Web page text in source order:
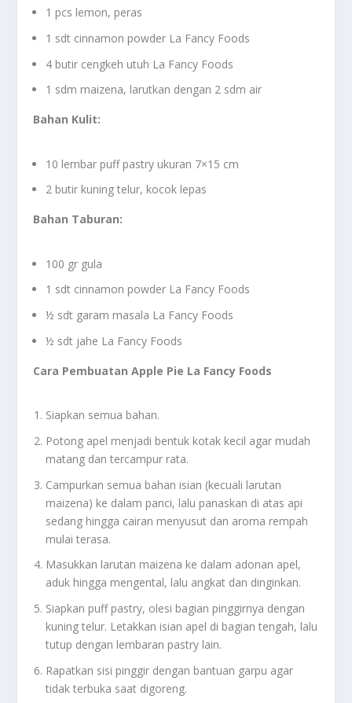
1 pcs lemon, peras
1 sdt cinnamon powder La Fancy Foods
4 butir cengkeh utuh La Fancy Foods
1 sdm maizena, larutkan dengan 2 sdm air
Bahan Kulit:
10 lembar puff pastry ukuran 7×15 cm
2 butir kuning telur, kocok lepas
Bahan Taburan:
100 gr gula
1 sdt cinnamon powder La Fancy Foods
½ sdt garam masala La Fancy Foods
½ sdt jahe La Fancy Foods
Cara Pembuatan Apple Pie La Fancy Foods
Siapkan semua bahan.
Potong apel menjadi bentuk kotak kecil agar mudah
matang dan tercampur rata.
Campurkan semua bahan isian (kecuali larutan
maizena) ke dalam panci, lalu panaskan di atas api
sedang hingga cairan menyusut dan aroma rempah
mulai terasa.
Masukkan larutan maizena ke dalam adonan apel,
aduk hingga mengental, lalu angkat dan dinginkan.
Siapkan puff pastry, olesi bagian pinggirnya dengan
kuning telur. Letakkan isian apel di bagian tengah, lalu
tutup dengan lembaran pastry lain.
Rapatkan sisi pinggir dengan bantuan garpu agar
tidak terbuka saat digoreng.